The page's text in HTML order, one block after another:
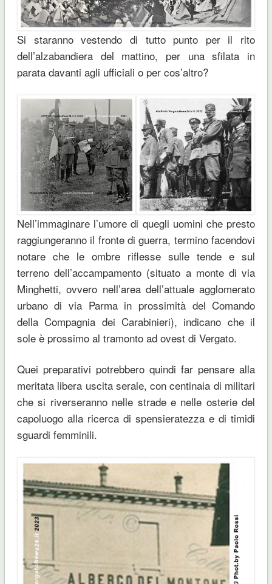
Si staranno vestendo di tutto punto per il rito
dell’alzabandiera del mattino, per una sfilata in
parata davanti agli ufficiali o per cos’altro?
Nell’immaginare l’umore di quegli uomini che presto
raggiungeranno il fronte di guerra, termino facendovi
notare che le ombre riflesse sulle tende e sul
terreno dell’accampamento (situato a monte di via
Minghetti, ovvero nell’area dell’attuale agglomerato
urbano di via Parma in prossimità del Comando
della Compagnia dei Carabinieri), indicano che il
sole è prossimo al tramonto ad ovest di Vergato.
Quei preparativi potrebbero quindi far pensare alla
meritata libera uscita serale, con centinaia di militari
che si riverseranno nelle strade e nelle osterie del
capoluogo alla ricerca di spensieratezza e di timidi
sguardi femminili.